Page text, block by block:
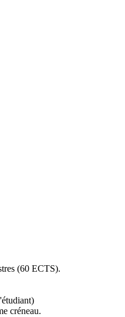
(60 ECTS).
créneau.